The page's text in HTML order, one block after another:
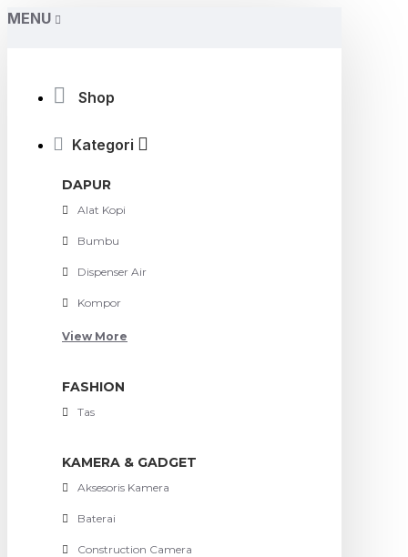
MENU
Shop
Kategori
DAPUR
Alat Kopi
Bumbu
Dispenser Air
Kompor
View More
FASHION
Tas
KAMERA & GADGET
Aksesoris Kamera
Baterai
Construction Camera